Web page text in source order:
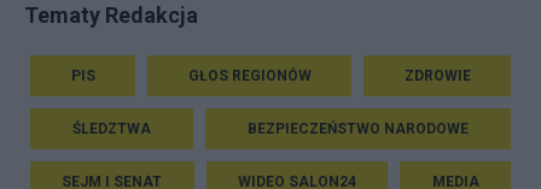
Tematy Redakcja
PIS GŁOS REGIONÓW ZDROWIE
ŚLEDZTWA BEZPIECZEŃSTWO NARODOWE
SEJM I SENAT WIDEO SALON24 MEDIA